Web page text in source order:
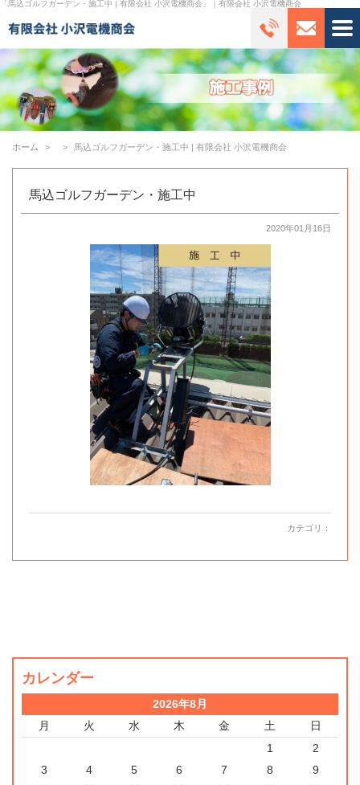
「馬込ゴルフガーデン・施工中 | 有限会社 小沢電機商会」｜有限会社 小沢電機商会
ホーム 馬込ゴルフガーデン・施工中 | 有限会社 小沢電機商会
馬込ゴルフガーデン・施工中
2020年01月16日
カテゴリ：
カレンダー
2026年8月
月
火 水 木 金 土
日
1
2
3
4 5 6 7 8
9